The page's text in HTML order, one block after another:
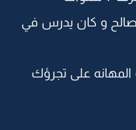
صالح و كان يدرس في
المهانه على تجرؤك